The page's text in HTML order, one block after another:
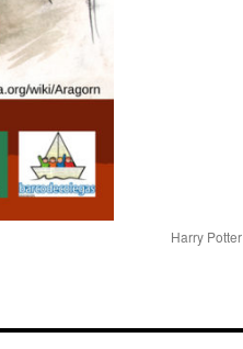
Harry Potter